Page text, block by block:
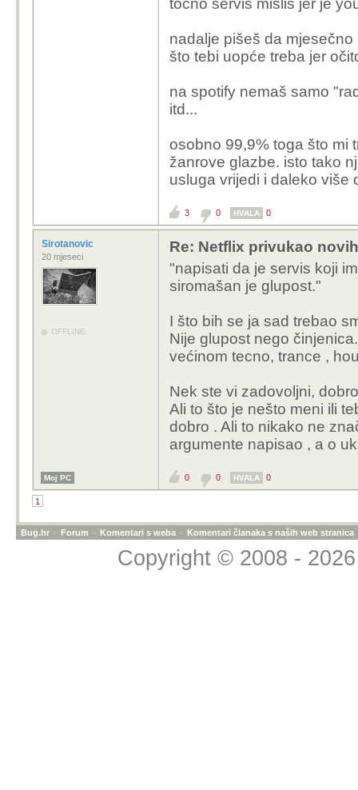
egoistično i s visoka.
Samo ću navesti da
aplikaciju na webOS
na Spotify 10
sam naveo bezveze
pjesma što Spotify
youtube.
točno servis misliš jer je
nadalje pišeš da
što tebi uopće treba jer
na spotify nemaš samo
itd...
osobno 99,9% toga što mi
žanrove glazbe. isto tako
usluga vrijedi i daleko više
3 0 HVALA 0
Sirotanovic
20 mjeseci
OFFLINE
Re: Netflix privukao
"napisati da je servis koji
siromašan je glupost."
I što bih se ja sad trebao
Nije glupost nego
većinom tecno, trance ,
Nek ste vi zadovoljni,
Ali to što je nešto meni ili
dobro . Ali to nikako ne
argumente napisao , a o
Moj PC 0 0 HVALA 0
1
Bug.hr » Forum » Komentari s weba » Komentari članaka s naših web stranica
Copyright © 2008 -